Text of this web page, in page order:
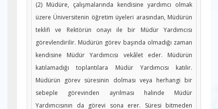
(2) Müdüre, çalışmalarında kendisine yardımcı olmak
üzere Üniversitenin öğretim üyeleri arasından, Müdürün
teklifi ve Rektörün onayı ile bir Müdür Yardımcısı
görevlendirilir. Müdürün görev başında olmadığı zaman
kendisine Müdür Yardımcısı vekâlet eder. Müdürün
katılamadığı toplantılara Müdür Yardımcısı katılır.
Müdürün görev süresinin dolması veya herhangi bir
sebeple görevinden ayrılması halinde Müdür
Yardımcısının da görevi sona erer. Süresi bitmeden